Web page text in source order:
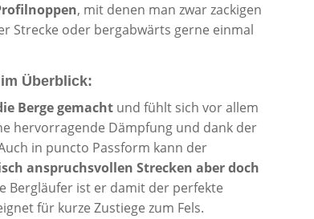
, mit denen man zwar zackigen
Strecke oder bergabwärts gerne einmal
Überblick:
Berge gemacht und fühlt sich vor allem
hervorragende Dämpfung und dank der
in puncto Passform kann der
anspruchsvollen Strecken aber doch
Bergläufer ist er damit der perfekte
für kurze Zustiege zum Fels.